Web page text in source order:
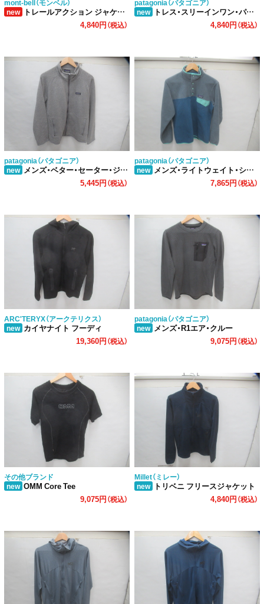
mont-bell（モンベル）
new トレールアクション ジャケット メンズ
4,840円（税込）
patagonia（パタゴニア）
new トレス・スリーインワン・パーカ インナー
4,840円（税込）
patagonia（パタゴニア）
new メンズ・ベター・セーター・ジャケット
5,445円（税込）
patagonia（パタゴニア）
new メンズ・ライトウェイト・シンチラ・スナップT・プルオーバー
7,865円（税込）
ARC'TERYX（アークテリクス）
new カイヤナイト フーディ
19,360円（税込）
patagonia（パタゴニア）
new メンズ・R1エア・クルー
9,075円（税込）
その他ブランド
new OMM Core Tee
9,075円（税込）
Millet（ミレー）
new トリベニ フリースジャケット
4,840円（税込）